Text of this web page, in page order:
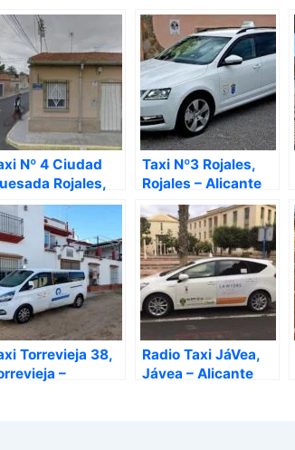
Nº 4 Ciudad
Rojales,
– Alicante
Taxi Nº3 Rojales,
Rojales – Alicante
Torrevieja 38,
–
Radio Taxi JáVea,
Jávea – Alicante